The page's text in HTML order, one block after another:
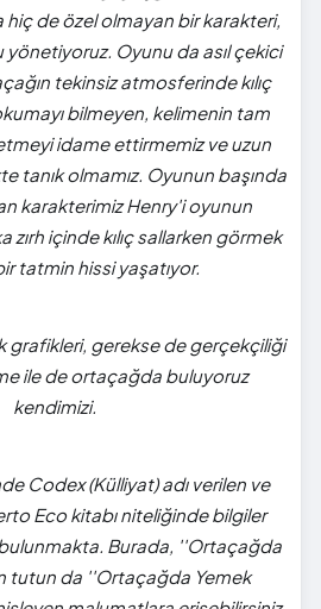
de özel olmayan bir karakteri,
Oyunu da asıl çekici
tekinsiz atmosferinde kılıç
bilmeyen, kelimenin tam
idame ettirmemiz ve uzun
tanık olmamız. Oyunun başında
karakterimiz Henry'i oyunun
zırh içinde kılıç sallarken görmek
tatmin hissi yaşatıyor.
grafikleri, gerekse de gerçekçiliği
ile de ortaçağda buluyoruz
kendimizi.
Codex (Külliyat) adı verilen ve
Eco kitabı niteliğinde bilgiler
Burada, ''Ortaçağda
tutun da ''Ortaçağda Yemek